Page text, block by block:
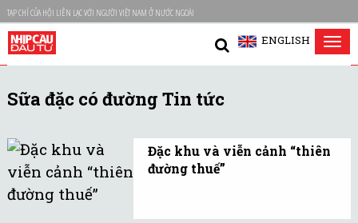
TẠP CHÍ CỦA HỘI LIÊN LẠC VỚI NGƯỜI VIỆT NAM Ở NƯỚC NGOÀI
ENGLISH
Sữa đặc có đường Tin tức
Đặc khu và viễn cảnh “thiên
đường thuế”